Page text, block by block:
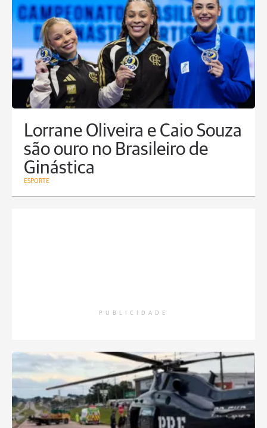
Lorrane Oliveira e Caio Souza
são ouro no Brasileiro de
Ginástica
ESPORTE
PUBLICIDADE